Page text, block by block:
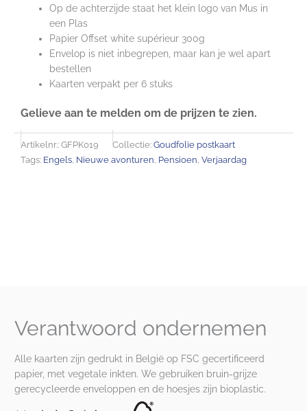
Op de achterzijde staat het klein logo van Mus in
een Plas
Papier Offset white supérieur 300g
Envelop is niet inbegrepen, maar kan je wel apart
bestellen
Kaarten verpakt per 6 stuks
Gelieve aan te melden om de prijzen te zien.
Artikelnr.: GFPK019 Collectie: Goudfolie postkaart
Tags: Engels, Nieuwe avonturen, Pensioen, Verjaardag
Verantwoord ondernemen
Alle kaarten zijn gedrukt in België op FSC gecertificeerd
papier, met vegetale inkten. We gebruiken bruin-grijze
gerecycleerde enveloppen en de hoesjes zijn bioplastic.